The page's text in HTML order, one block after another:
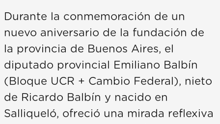
Durante la conmemoración de un
nuevo aniversario de la fundación de
la provincia de Buenos Aires, el
diputado provincial Emiliano Balbín
(Bloque UCR + Cambio Federal), nieto
de Ricardo Balbín y nacido en
Salliqueló, ofreció una mirada reflexiva